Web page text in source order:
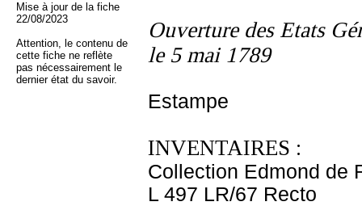
Mise à jour de la fiche
22/08/2023
Attention, le contenu de
cette fiche ne reflète
pas nécessairement le
dernier état du savoir.
Ouverture des Etats
le 5 mai 1789
Estampe
INVENTAIRES :
Collection Edmond de
L 497 LR/67 Recto